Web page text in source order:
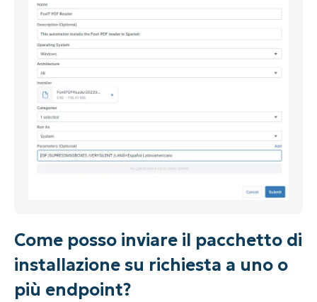
Come posso inviare il pacchetto di
installazione su richiesta a uno o
più endpoint?